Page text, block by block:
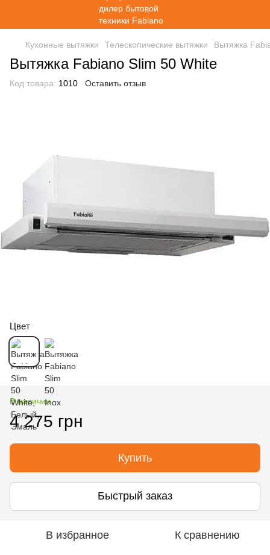
Кухонные вытяжки Телескопические вытяжки Вытяжка
Вытяжка Fabiano Slim 50 White
Код товара: 1010 Оставить отзыв
Цвет
В наличии
4 275 грн
Купить
Быстрый заказ
В избранное К сравнению